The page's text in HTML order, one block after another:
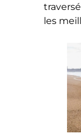
les